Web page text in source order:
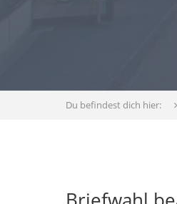
Du befindest dich hier: